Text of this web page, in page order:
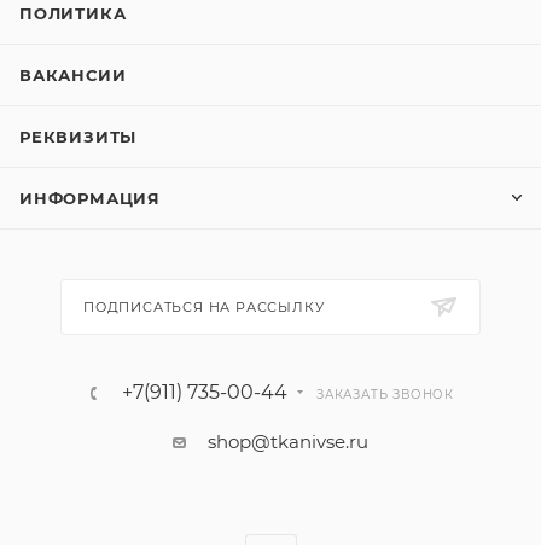
ПОЛИТИКА
ВАКАНСИИ
РЕКВИЗИТЫ
ИНФОРМАЦИЯ
ПОДПИСАТЬСЯ НА РАССЫЛКУ
+7(911) 735-00-44 ЗАКАЗАТЬ ЗВОНОК
shop@tkanivse.ru